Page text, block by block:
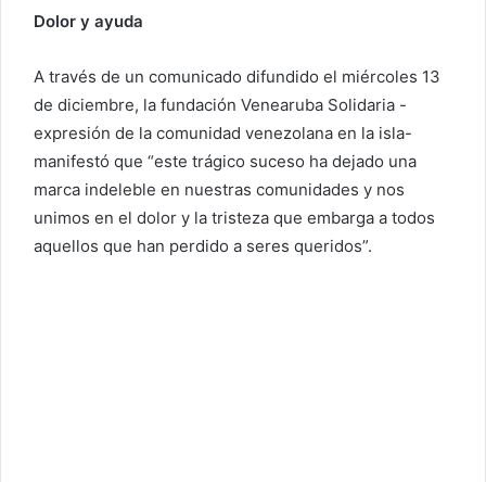
Dolor y ayuda
A través de un comunicado difundido el miércoles 13
de diciembre, la fundación Venearuba Solidaria -
expresión de la comunidad venezolana en la isla-
manifestó que “este trágico suceso ha dejado una
marca indeleble en nuestras comunidades y nos
unimos en el dolor y la tristeza que embarga a todos
aquellos que han perdido a seres queridos”.